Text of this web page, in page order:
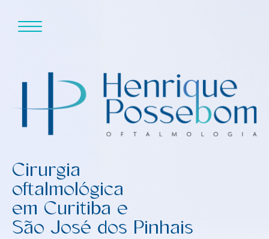
content
Cirurgia
oftalmológica
em Curitiba e
São José dos Pinhais